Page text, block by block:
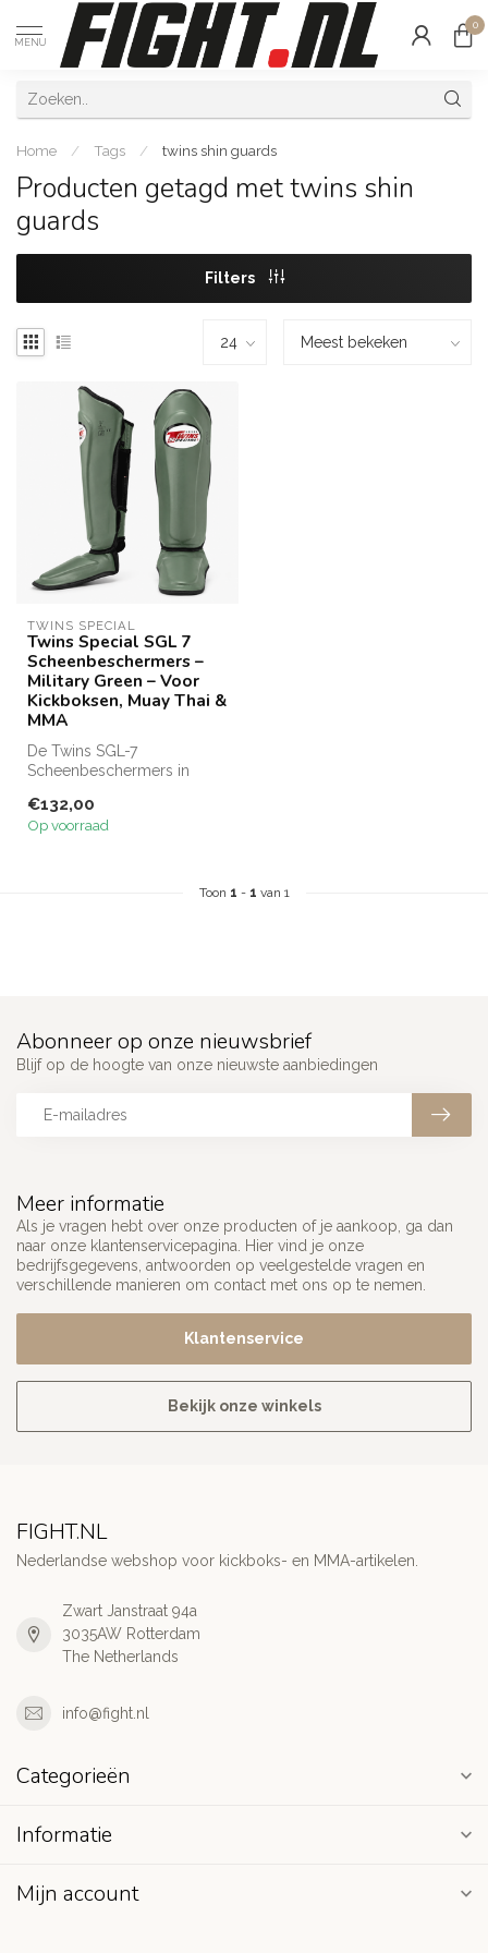
MENU
0
Home / Tags / twins shin guards
Producten getagd met twins shin
guards
Filters
TWINS SPECIAL
Twins Special SGL 7
Scheenbeschermers –
Military Green – Voor
Kickboksen, Muay Thai &
MMA
De Twins SGL-7
Scheenbeschermers in
volledige bescherming...
€132,00
Op voorraad
Toon 1 - 1 van 1
Meer informatie
Als je vragen hebt over onze producten of je aankoop, ga dan
naar onze klantenservicepagina. Hier vind je onze
bedrijfsgegevens, antwoorden op veelgestelde vragen en
verschillende manieren om contact met ons op te nemen.
Klantenservice
Bekijk onze winkels
Abonneer op onze nieuwsbrief
Blijf op de hoogte van onze nieuwste aanbiedingen
FIGHT.NL
Nederlandse webshop voor kickboks- en MMA-artikelen.
Zwart Janstraat 94a
3035AW Rotterdam
The Netherlands
info@fight.nl
Categorieën
Informatie
Mijn account